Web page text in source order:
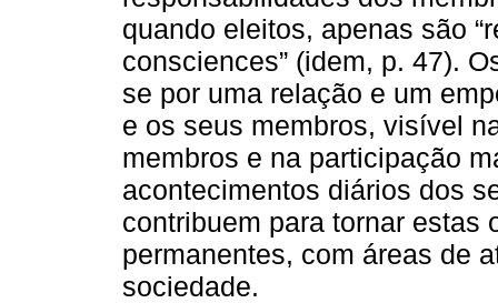
quando eleitos, apenas são
consciences” (idem, p. 47).
se por uma relação e um
e os seus membros, visível
membros e na participação
acontecimentos diários dos
contribuem para tornar estas
permanentes, com áreas de
sociedade.